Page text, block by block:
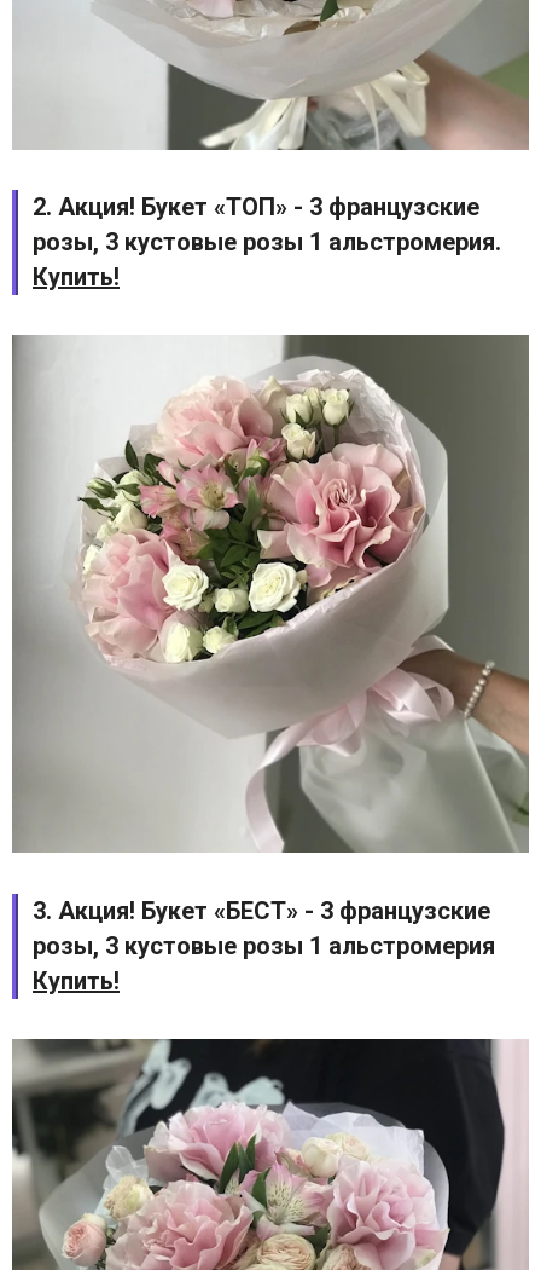
2. Акция! Букет «ТОП» - 3 французские
розы, 3 кустовые розы 1 альстромерия.
Купить!
3. Акция! Букет «БЕСТ» - 3 французские
розы, 3 кустовые розы 1 альстромерия
Купить!